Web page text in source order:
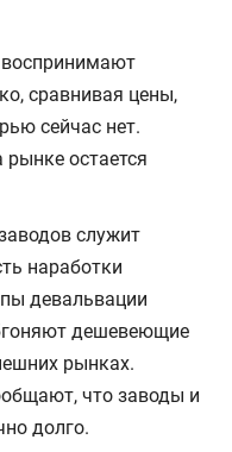
воспринимают
сравнивая цены,
сейчас нет.
рынке остается
служит
наработки
девальвации
дешевеющие
рынках.
что заводы и
долго.